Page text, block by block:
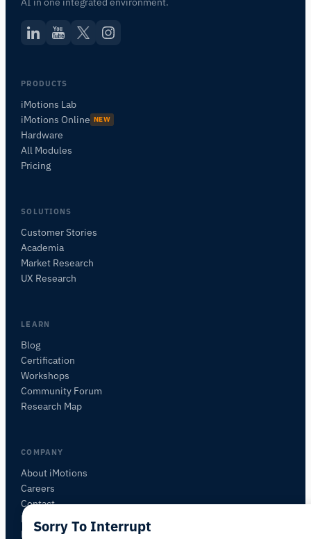
PRODUCTS
iMotions Lab
iMotions Online NEW
Hardware
All Modules
Pricing
SOLUTIONS
Customer Stories
Academia
Market Research
UX Research
LEARN
Blog
Certification
Workshops
Community Forum
Research Map
COMPANY
About iMotions
Careers
Contact
My iMotions
Newsletter
研究方法、製品、センサー、SDK、リソースに
この記事について質問
この記事を要約
これをどう応用できますか？
Sorry To Interrupt